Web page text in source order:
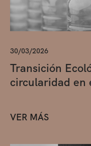
30/03/2026
Transición
circularidad en
VER MÁS